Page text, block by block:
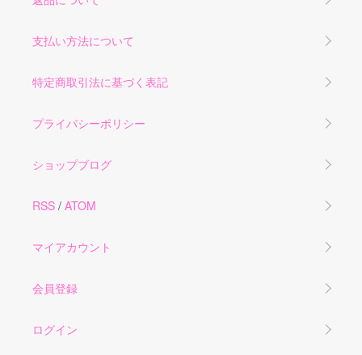
支払い方法について
特定商取引法に基づく表記
プライバシーポリシー
ショップブログ
RSS / ATOM
マイアカウント
会員登録
ログイン